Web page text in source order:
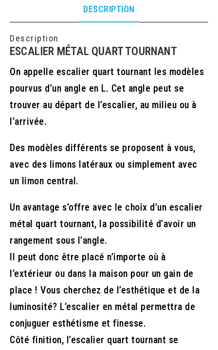
DESCRIPTION
Description
ESCALIER MÉTAL QUART TOURNANT
On appelle escalier quart tournant les modèles
pourvus d’un angle en L. Cet angle peut se
trouver au départ de l’escalier, au milieu ou à
l’arrivée.
Des modèles différents se proposent à vous,
avec des limons latéraux ou simplement avec
un limon central.
Un avantage s’offre avec le choix d’un escalier
métal quart tournant, la possibilité d’avoir un
rangement sous l’angle.
Il peut donc être placé n’importe où à
l’extérieur ou dans la maison pour un gain de
place ! Vous cherchez de l’esthétique et de la
luminosité? L’escalier en métal permettra de
conjuguer esthétisme et finesse.
Côté finition, l’escalier quart tournant se